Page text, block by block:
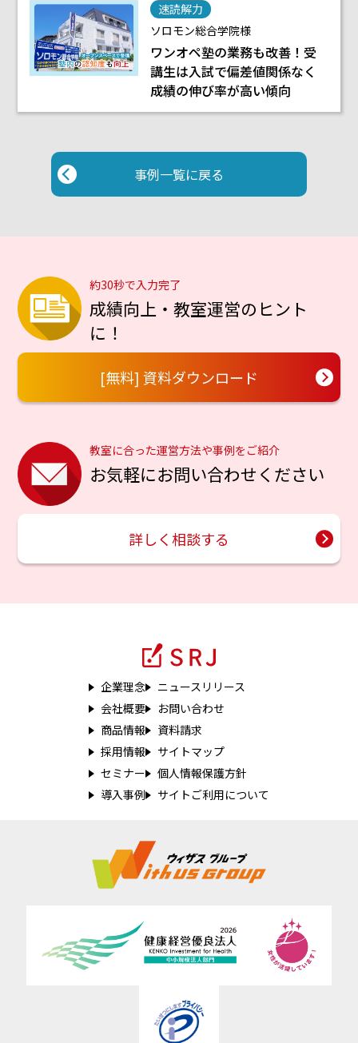
速読解力
ソロモン総合学院様
ワンオペ塾の業務も改善！受
講生は入試で偏差値関係なく
成績の伸び率が高い傾向
事例一覧に戻る
約30秒で入力完了
成績向上・教室運営のヒント
に！
[無料] 資料ダウンロード
教室に合った運営方法や事例をご紹介
お気軽にお問い合わせください
詳しく相談する
企業理念
会社概要
商品情報
採用情報
セミナー
導入事例
ニュースリリース
お問い合わせ
資料請求
サイトマップ
個人情報保護方針
サイトご利用について